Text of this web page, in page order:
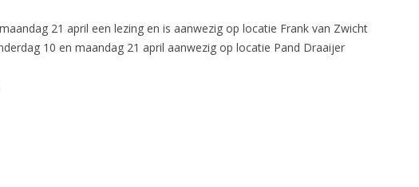
21 april een lezing en is aanwezig op locatie Frank van Zwicht
10 en maandag 21 april aanwezig op locatie Pand Draaijer